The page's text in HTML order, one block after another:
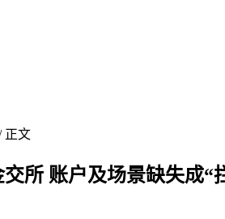
正文
所 账户及场景缺失成“